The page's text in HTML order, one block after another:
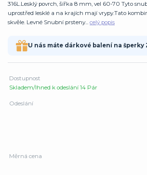
316L.Lesklý povrch, šířka 8 mm, vel 60-70 Tyto
uprostřed lesklé a na krajích mají vrypy.Tato
skvěle. Levné Snubní prsteny... celý popis
U nás máte dárkové balení na šperky
Dostupnost
Skladem/Ihned k odeslání 14 Pár
Odeslání
Měrná cena